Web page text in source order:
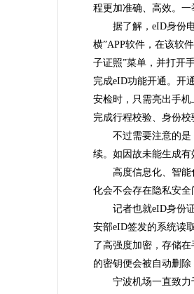
程更加准确、高效。一
据了解，eID身份电
横”APP软件，在该软
子证照”菜单，并打开
完成eID功能开通。开
安检时，只需亮出手
完成行程校验、身份校
不过需要注意的是，
续。如因故未能生成有
高度信息化、智能化
化会不会存在隐私安
记者也就eID身份证
安部eID签发的系统读
了高强度加密，存储
的密钥便会被自动删
宁波机场一直致力于